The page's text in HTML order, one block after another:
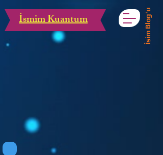
İsmim Kuantum İsim Blog'u